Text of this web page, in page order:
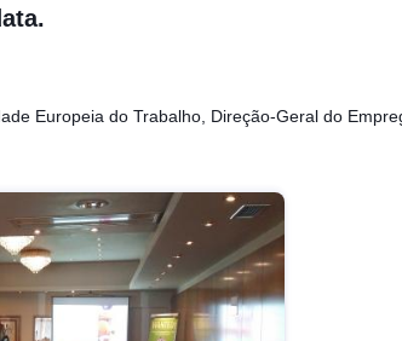
Europeia do Trabalho, Direção-Geral do